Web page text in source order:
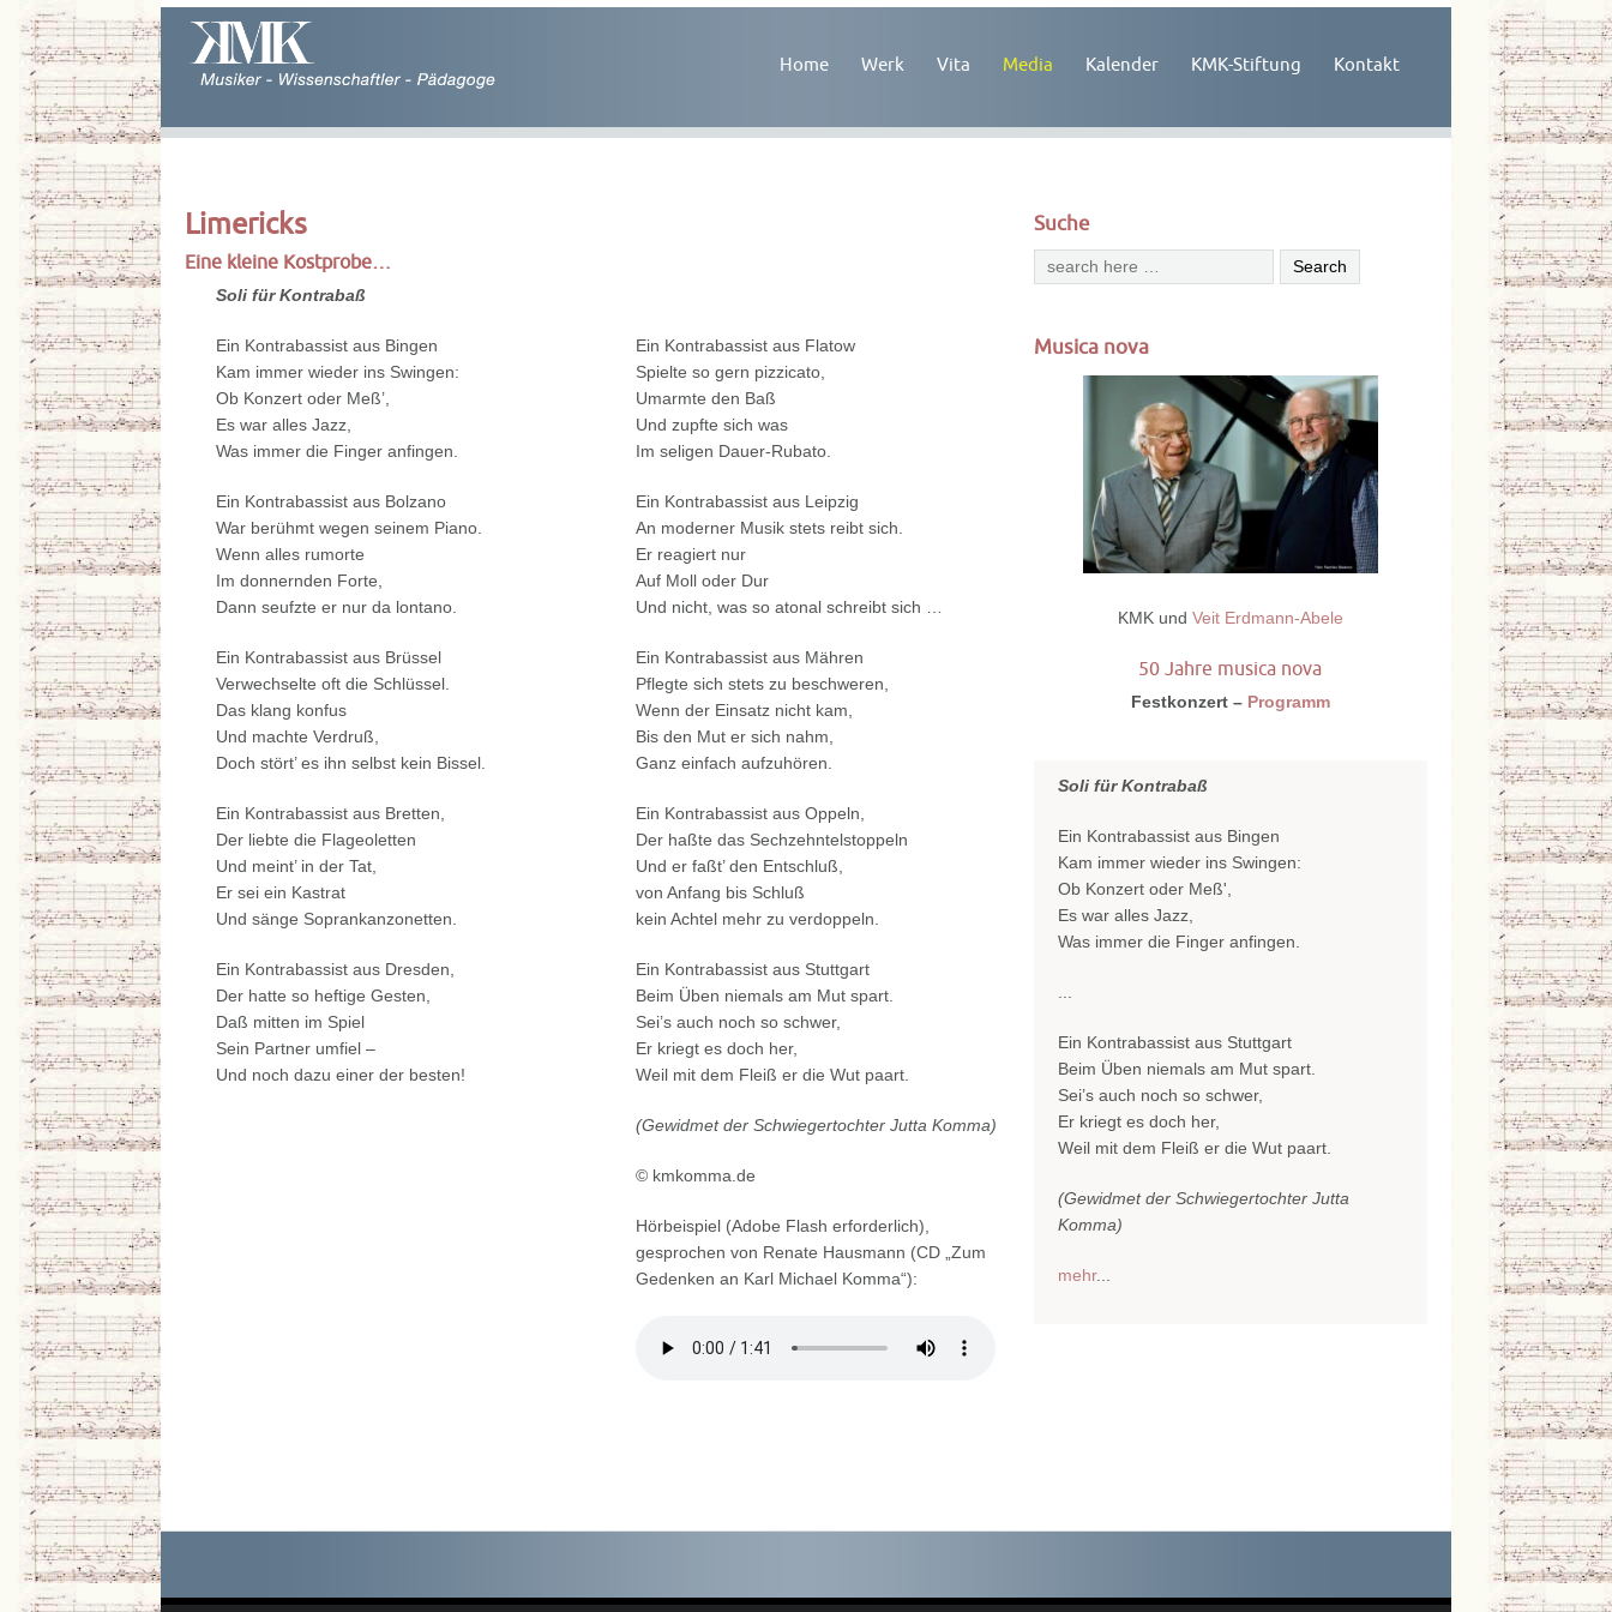
Home Werk Vita Media Kalender KMK-Stiftung Kontakt
Limericks
Eine kleine Kostprobe…
Soli für Kontrabaß
Ein Kontrabassist aus Bingen
Kam immer wieder ins Swingen:
Ob Konzert oder Meß’,
Es war alles Jazz,
Was immer die Finger anfingen.
Ein Kontrabassist aus Bolzano
War berühmt wegen seinem Piano.
Wenn alles rumorte
Im donnernden Forte,
Dann seufzte er nur da lontano.
Ein Kontrabassist aus Brüssel
Verwechselte oft die Schlüssel.
Das klang konfus
Und machte Verdruß,
Doch stört’ es ihn selbst kein Bissel.
Ein Kontrabassist aus Bretten,
Der liebte die Flageoletten
Und meint’ in der Tat,
Er sei ein Kastrat
Und sänge Soprankanzonetten.
Ein Kontrabassist aus Dresden,
Der hatte so heftige Gesten,
Daß mitten im Spiel
Sein Partner umfiel –
Und noch dazu einer der besten!
Ein Kontrabassist aus Flatow
Spielte so gern pizzicato,
Umarmte den Baß
Und zupfte sich was
Im seligen Dauer-Rubato.
Ein Kontrabassist aus Leipzig
An moderner Musik stets reibt sich.
Er reagiert nur
Auf Moll oder Dur
Und nicht, was so atonal schreibt sich …
Ein Kontrabassist aus Mähren
Pflegte sich stets zu beschweren,
Wenn der Einsatz nicht kam,
Bis den Mut er sich nahm,
Ganz einfach aufzuhören.
Ein Kontrabassist aus Oppeln,
Der haßte das Sechzehntelstoppeln
Und er faßt’ den Entschluß,
von Anfang bis Schluß
kein Achtel mehr zu verdoppeln.
Ein Kontrabassist aus Stuttgart
Beim Üben niemals am Mut spart.
Sei’s auch noch so schwer,
Er kriegt es doch her,
Weil mit dem Fleiß er die Wut paart.
(Gewidmet der Schwiegertochter Jutta Komma)
© kmkomma.de
Hörbeispiel (Adobe Flash erforderlich),
gesprochen von Renate Hausmann (CD „Zum
Gedenken an Karl Michael Komma“):
Suche
Musica nova
KMK und Veit Erdmann-Abele
50 Jahre musica nova
Festkonzert – Programm
Soli für Kontrabaß
Ein Kontrabassist aus Bingen
Kam immer wieder ins Swingen:
Ob Konzert oder Meß',
Es war alles Jazz,
Was immer die Finger anfingen.
Ein Kontrabassist aus Stuttgart
Beim Üben niemals am Mut spart.
Sei’s auch noch so schwer,
Er kriegt es doch her,
Weil mit dem Fleiß er die Wut paart.
(Gewidmet der Schwiegertochter Jutta
Komma)
mehr...